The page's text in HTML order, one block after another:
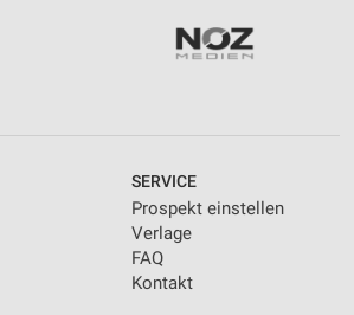
SERVICE
Prospekt einstellen
Verlage
FAQ
Kontakt